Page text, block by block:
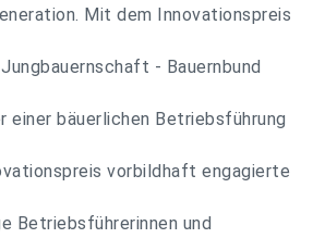
Mit dem Innovationspreis
- Bauernbund
einer bäuerlichen Betriebsführung
vorbildhaft engagierte
Betriebsführerinnen und